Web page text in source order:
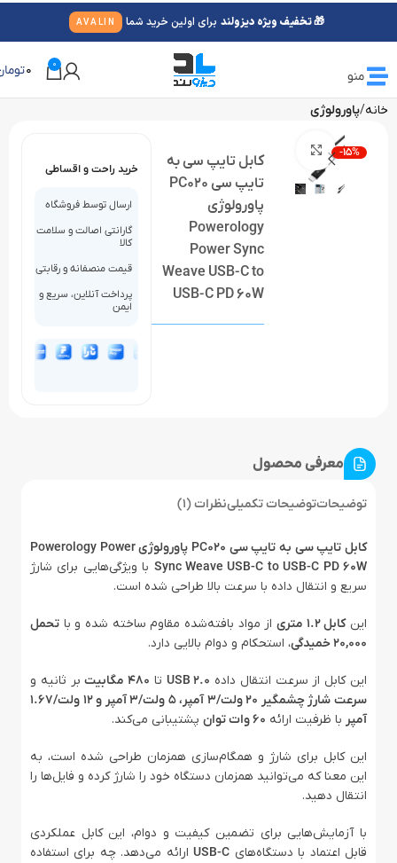
منو
0
0
خانه پاورولوژی
-15%
کابل تایپ سی به
تایپ سی PC020
پاورولوژی
Powerology
Power Sync
Weave USB-C to
USB-C PD 60W
خرید راحت و اقساطی
ارسال توسط فروشگاه
گارانتی اصالت و سلامت
کالا
قیمت منصفانه و رقابتی
پرداخت آنلاین، سریع و
ایمن
معرفی محصول
توضیحاتتوضیحات تکمیلینظرات (1)
کابل تایپ سی به تایپ سی PC020 پاورولوژی Powerology Power
Sync Weave USB-C to USB-C PD 60W با ویژگی‌هایی برای شارژ
سریع و انتقال داده با سرعت بالا طراحی شده است.
اینکابل ۱.۲ متری از مواد بافته‌شده مقاوم ساخته شده و با تحمل
۲۰,۰۰۰ خمیدگی
، استحکام و دوام بالایی دارد.
این کابل از سرعت انتقال داده USB 2.0 تا ۴۸۰ مگابیت
بر ثانیه و
سرعت شارژ چشمگیر ۲۰ ولت/۳ آمپر، ۵ ولت/۳ آمپر و ۱۲ ولت/۱.۶۷
آمپر با ظرفیت ارائه ۶۰ وات توان پشتیبانی می‌کند.
این کابل برای شارژ و همگام‌سازی همزمان طراحی شده است، به
این معنا که می‌توانید همزمان دستگاه خود را شارژ کرده و فایل‌ها را
انتقال دهید.
با آزمایش‌هایی برای تضمین کیفیت و دوام، این کابل عملکردی
قابل اعتماد با دستگاه‌های USB-Cارائه می‌دهد. چه برای استفاده
🎁 تخفیف ویژه دیزولند برای اولین خرید شما AVALIN